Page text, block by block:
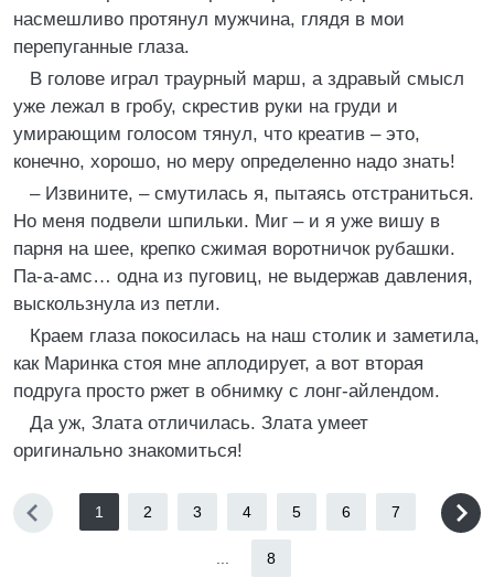
насмешливо протянул мужчина, глядя в мои
перепуганные глаза.
В голове играл траурный марш, а здравый смысл
уже лежал в гробу, скрестив руки на груди и
умирающим голосом тянул, что креатив – это,
конечно, хорошо, но меру определенно надо знать!
– Извините, – смутилась я, пытаясь отстраниться.
Но меня подвели шпильки. Миг – и я уже вишу в
парня на шее, крепко сжимая воротничок рубашки.
Па-а-амс… одна из пуговиц, не выдержав давления,
выскользнула из петли.
Краем глаза покосилась на наш столик и заметила,
как Маринка стоя мне аплодирует, а вот вторая
подруга просто ржет в обнимку с лонг-айлендом.
Да уж, Злата отличилась. Злата умеет
оригинально знакомиться!
1 2 3 4 5 6 7
8